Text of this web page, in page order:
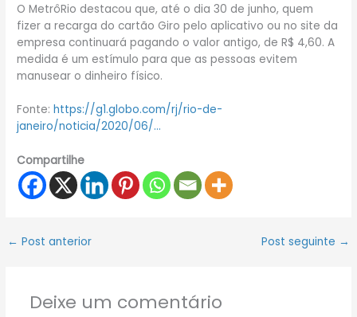
O MetrôRio destacou que, até o dia 30 de junho, quem
fizer a recarga do cartão Giro pelo aplicativo ou no site da
empresa continuará pagando o valor antigo, de R$ 4,60. A
medida é um estímulo para que as pessoas evitem
manusear o dinheiro físico.
Fonte:https://g1.globo.com/rj/rio-de-
janeiro/noticia/2020/06/…
Compartilhe
← Post anterior Post seguinte →
Deixe um comentário